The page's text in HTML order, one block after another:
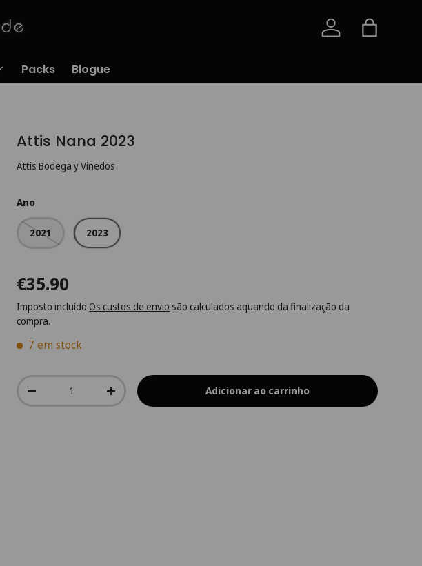
Iniciar sessão
Saco
Packs Blogue
Attis Nana 2023
Attis Bodega y Viñedos
Ano
2021 2023
€35.90
Imposto incluído Os custos de envio são calculados aquando da finalização da
compra.
7 em stock
Qtd.
-
+ Adicionar ao carrinho